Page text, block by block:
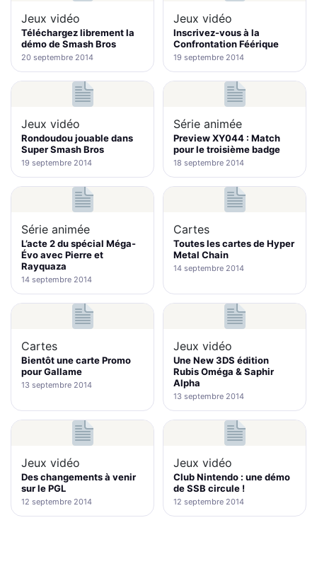
Jeux vidéo
Téléchargez librement la
démo de Smash Bros
20 septembre 2014
Jeux vidéo
Inscrivez-vous à la
Confrontation Féérique
19 septembre 2014
Jeux vidéo
Rondoudou jouable dans
Super Smash Bros
19 septembre 2014
Série animée
Preview XY044 : Match
pour le troisième badge
18 septembre 2014
Série animée
L’acte 2 du spécial Méga-
Évo avec Pierre et
Rayquaza
14 septembre 2014
Cartes
Toutes les cartes de Hyper
Metal Chain
14 septembre 2014
Cartes
Bientôt une carte Promo
pour Gallame
13 septembre 2014
Jeux vidéo
Une New 3DS édition
Rubis Oméga & Saphir
Alpha
13 septembre 2014
Jeux vidéo
Des changements à venir
sur le PGL
12 septembre 2014
Jeux vidéo
Club Nintendo : une démo
de SSB circule !
12 septembre 2014